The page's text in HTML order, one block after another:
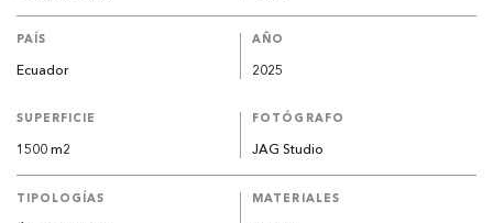
PAÍS
Ecuador
AÑO
2025
SUPERFICIE
1500 m2
FOTÓGRAFO
JAG Studio
TIPOLOGÍAS MATERIALES